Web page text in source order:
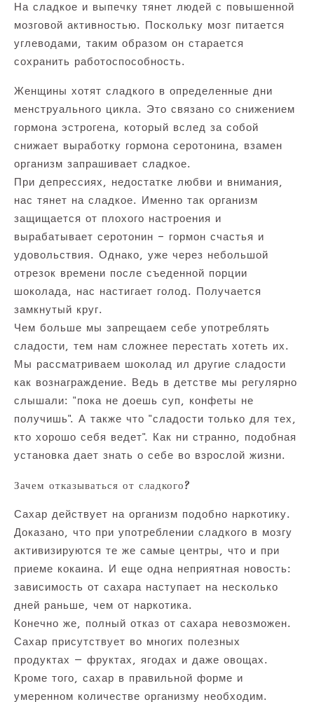
На сладкое и выпечку тянет людей с повышенной
мозговой активностью. Поскольку мозг питается
углеводами, таким образом он старается
сохранить работоспособность.
Женщины хотят сладкого в определенные дни
менструального цикла. Это связано со снижением
гормона эстрогена, который вслед за собой
снижает выработку гормона серотонина, взамен
организм запрашивает сладкое.
При депрессиях, недостатке любви и внимания,
нас тянет на сладкое. Именно так организм
защищается от плохого настроения и
вырабатывает серотонин – гормон счастья и
удовольствия. Однако, уже через небольшой
отрезок времени после съеденной порции
шоколада, нас настигает голод. Получается
замкнутый круг.
Чем больше мы запрещаем себе употреблять
сладости, тем нам сложнее перестать хотеть их.
Мы рассматриваем шоколад ил другие сладости
как вознаграждение. Ведь в детстве мы регулярно
слышали: "пока не доешь суп, конфеты не
получишь". А также что "сладости только для тех,
кто хорошо себя ведет". Как ни странно, подобная
установка дает знать о себе во взрослой жизни.
Зачем отказываться от сладкого?
Сахар действует на организм подобно наркотику.
Доказано, что при употреблении сладкого в мозгу
активизируются те же самые центры, что и при
приеме кокаина. И еще одна неприятная новость:
зависимость от сахара наступает на несколько
дней раньше, чем от наркотика.
Конечно же, полный отказ от сахара невозможен.
Сахар присутствует во многих полезных
продуктах — фруктах, ягодах и даже овощах.
Кроме того, сахар в правильной форме и
умеренном количестве организму необходим.